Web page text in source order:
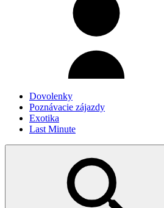
Dovolenky
Poznávacie zájazdy
Exotika
Last Minute